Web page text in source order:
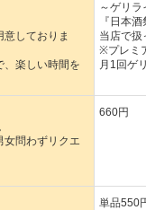
しておりま
、楽しい時間を
～ゲリ
『日本
当店で
※プレミ
月1回ゲ
女問わずリクエ
660円
単品550